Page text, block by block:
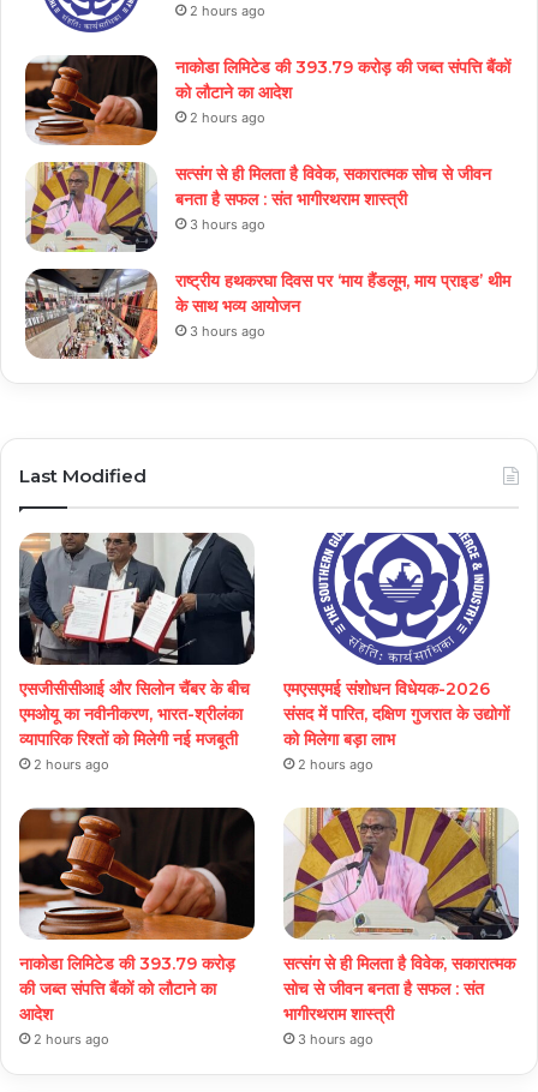
2 hours ago
नाकोडा लिमिटेड की 393.79 करोड़ की जब्त संपत्ति बैंकों
को लौटाने का आदेश
2 hours ago
सत्संग से ही मिलता है विवेक, सकारात्मक सोच से जीवन
बनता है सफल : संत भागीरथराम शास्त्री
3 hours ago
राष्ट्रीय हथकरघा दिवस पर ‘माय हैंडलूम, माय प्राइड’ थीम
के साथ भव्य आयोजन
3 hours ago
Last Modified
एसजीसीसीआई और सिलोन चैंबर के बीच
एमओयू का नवीनीकरण, भारत-श्रीलंका
व्यापारिक रिश्तों को मिलेगी नई मजबूती
2 hours ago
एमएसएमई संशोधन विधेयक-2026
संसद में पारित, दक्षिण गुजरात के उद्योगों
को मिलेगा बड़ा लाभ
2 hours ago
नाकोडा लिमिटेड की 393.79 करोड़
की जब्त संपत्ति बैंकों को लौटाने का
आदेश
2 hours ago
सत्संग से ही मिलता है विवेक, सकारात्मक
सोच से जीवन बनता है सफल : संत
भागीरथराम शास्त्री
3 hours ago